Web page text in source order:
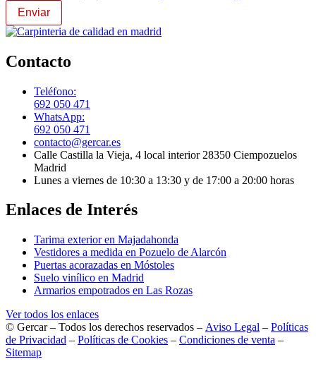
Enviar
Contacto
Teléfono:
692 050 471
WhatsApp:
692 050 471
contacto@gercar.es
Calle Castilla la Vieja, 4 local interior 28350 Ciempozuelos
Madrid
Lunes a viernes de 10:30 a 13:30 y de 17:00 a 20:00 horas
Enlaces de Interés
Tarima exterior en Majadahonda
Vestidores a medida en Pozuelo de Alarcón
Puertas acorazadas en Móstoles
Suelo vinílico en Madrid
Armarios empotrados en Las Rozas
Ver todos los enlaces
© Gercar – Todos los derechos reservados – Aviso Legal – Políticas
de Privacidad – Políticas de Cookies – Condiciones de venta –
Sitemap